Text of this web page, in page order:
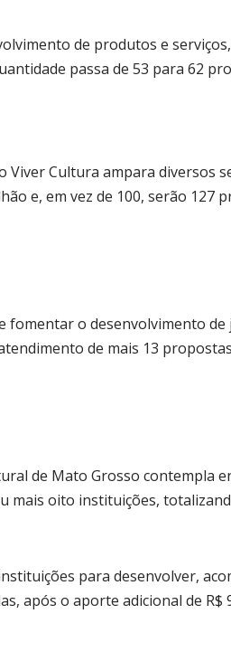
de produtos e
passa de 53 para 62
Viver Cultura ampara diversos
e, em vez de 100, serão 127
fomentar o desenvolvimento
de mais 13
de Mato Grosso contempla
mais oito instituições,
para desenvolver,
após o aporte adicional de R$